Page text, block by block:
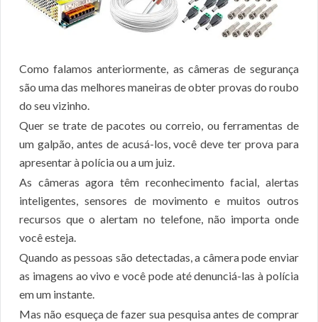
Como falamos anteriormente, as câmeras de segurança
são uma das melhores maneiras de obter provas do roubo
do seu vizinho.
Quer se trate de pacotes ou correio, ou ferramentas de
um galpão, antes de acusá-los, você deve ter prova para
apresentar à polícia ou a um juiz.
As câmeras agora têm reconhecimento facial, alertas
inteligentes, sensores de movimento e muitos outros
recursos que o alertam no telefone, não importa onde
você esteja.
Quando as pessoas são detectadas, a câmera pode enviar
as imagens ao vivo e você pode até denunciá-las à polícia
em um instante.
Mas não esqueça de fazer sua pesquisa antes de comprar